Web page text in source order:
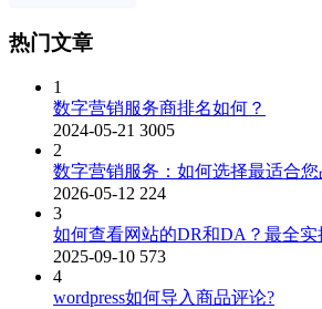
热门文章
1
数字营销服务商排名如何？
2024-05-21 3005
2
数字营销服务：如何选择最适合
2026-05-12 224
3
如何查看网站的DR和DA？最全实
2025-09-10 573
4
wordpress如何导入商品评论?